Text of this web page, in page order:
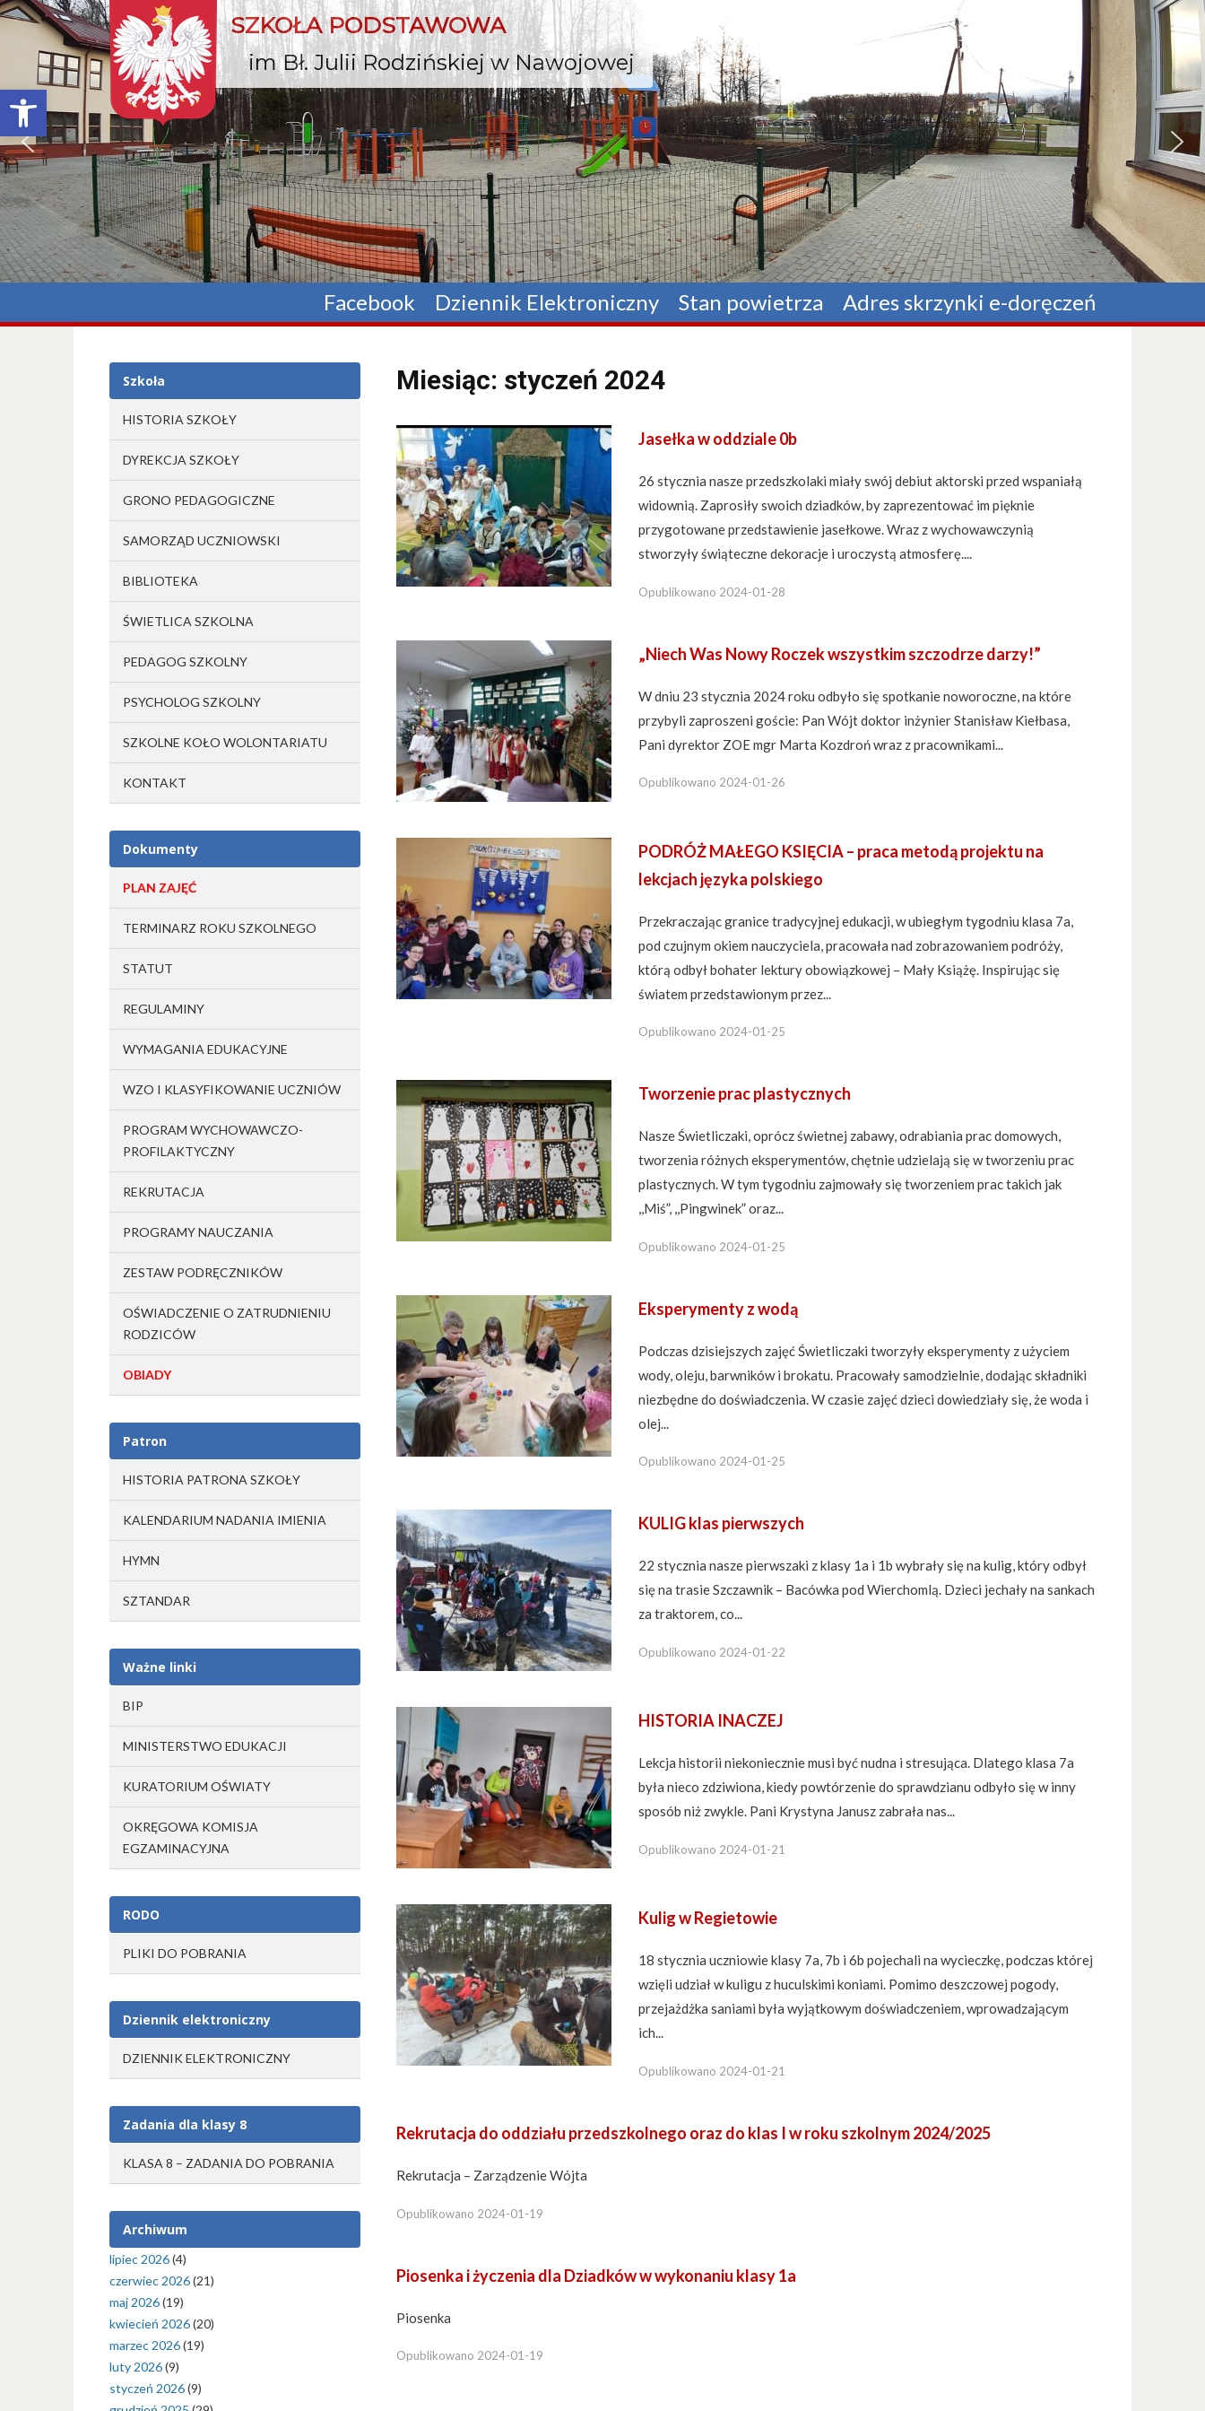
Otwórz pasek narzędzi
Skip
to
content
SZKOŁA PODSTAWOWA
im Bł. Julii Rodzińskiej w Nawojowej
Facebook Dziennik Elektroniczny Stan powietrza Adres skrzynki e-doręczeń
Miesiąc: styczeń 2024
Jasełka w oddziale 0b
26 stycznia nasze przedszkolaki miały swój debiut aktorski przed wspaniałą
widownią. Zaprosiły swoich dziadków, by zaprezentować im pięknie
przygotowane przedstawienie jasełkowe. Wraz z wychowawczynią
stworzyły świąteczne dekoracje i uroczystą atmosferę....
Opublikowano 2024-01-28
„Niech Was Nowy Roczek wszystkim szczodrze darzy!”
W dniu 23 stycznia 2024 roku odbyło się spotkanie noworoczne, na które
przybyli zaproszeni goście: Pan Wójt doktor inżynier Stanisław Kiełbasa,
Pani dyrektor ZOE mgr Marta Kozdroń wraz z pracownikami...
Opublikowano 2024-01-26
PODRÓŻ MAŁEGO KSIĘCIA – praca metodą projektu na
lekcjach języka polskiego
Przekraczając granice tradycyjnej edukacji, w ubiegłym tygodniu klasa 7a,
pod czujnym okiem nauczyciela, pracowała nad zobrazowaniem podróży,
którą odbył bohater lektury obowiązkowej – Mały Książę. Inspirując się
światem przedstawionym przez...
Opublikowano 2024-01-25
Tworzenie prac plastycznych
Nasze Świetliczaki, oprócz świetnej zabawy, odrabiania prac domowych,
tworzenia różnych eksperymentów, chętnie udzielają się w tworzeniu prac
plastycznych. W tym tygodniu zajmowały się tworzeniem prac takich jak
,,Miś”, ,,Pingwinek” oraz...
Opublikowano 2024-01-25
Eksperymenty z wodą
Podczas dzisiejszych zajęć Świetliczaki tworzyły eksperymenty z użyciem
wody, oleju, barwników i brokatu. Pracowały samodzielnie, dodając składniki
niezbędne do doświadczenia. W czasie zajęć dzieci dowiedziały się, że woda i
olej...
Opublikowano 2024-01-25
KULIG klas pierwszych
22 stycznia nasze pierwszaki z klasy 1a i 1b wybrały się na kulig, który odbył
się na trasie Szczawnik – Bacówka pod Wierchomlą. Dzieci jechały na sankach
za traktorem, co...
Opublikowano 2024-01-22
HISTORIA INACZEJ
Lekcja historii niekoniecznie musi być nudna i stresująca. Dlatego klasa 7a
była nieco zdziwiona, kiedy powtórzenie do sprawdzianu odbyło się w inny
sposób niż zwykle. Pani Krystyna Janusz zabrała nas...
Opublikowano 2024-01-21
Kulig w Regietowie
18 stycznia uczniowie klasy 7a, 7b i 6b pojechali na wycieczkę, podczas której
wzięli udział w kuligu z huculskimi koniami. Pomimo deszczowej pogody,
przejażdżka saniami była wyjątkowym doświadczeniem, wprowadzającym
ich...
Opublikowano 2024-01-21
Rekrutacja do oddziału przedszkolnego oraz do klas I w roku szkolnym 2024/2025
Rekrutacja – Zarządzenie Wójta
Opublikowano 2024-01-19
Piosenka i życzenia dla Dziadków w wykonaniu klasy 1a
Piosenka
Opublikowano 2024-01-19
Szkoła
HISTORIA SZKOŁY
DYREKCJA SZKOŁY
GRONO PEDAGOGICZNE
SAMORZĄD UCZNIOWSKI
BIBLIOTEKA
ŚWIETLICA SZKOLNA
PEDAGOG SZKOLNY
PSYCHOLOG SZKOLNY
SZKOLNE KOŁO WOLONTARIATU
KONTAKT
Dokumenty
PLAN ZAJĘĆ
TERMINARZ ROKU SZKOLNEGO
STATUT
REGULAMINY
WYMAGANIA EDUKACYJNE
WZO I KLASYFIKOWANIE UCZNIÓW
PROGRAM WYCHOWAWCZO-
PROFILAKTYCZNY
REKRUTACJA
PROGRAMY NAUCZANIA
ZESTAW PODRĘCZNIKÓW
OŚWIADCZENIE O ZATRUDNIENIU
RODZICÓW
OBIADY
Patron
HISTORIA PATRONA SZKOŁY
KALENDARIUM NADANIA IMIENIA
HYMN
SZTANDAR
Ważne linki
BIP
MINISTERSTWO EDUKACJI
KURATORIUM OŚWIATY
OKRĘGOWA KOMISJA
EGZAMINACYJNA
RODO
PLIKI DO POBRANIA
Dziennik elektroniczny
DZIENNIK ELEKTRONICZNY
Zadania dla klasy 8
KLASA 8 – ZADANIA DO POBRANIA
Archiwum
lipiec 2026(4)
czerwiec 2026(21)
maj 2026(19)
kwiecień 2026(20)
marzec 2026(19)
luty 2026(9)
styczeń 2026(9)